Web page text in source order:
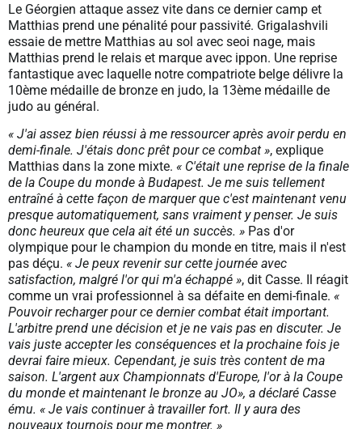
Le Géorgien attaque assez vite dans ce dernier camp et
Matthias prend une pénalité pour passivité. Grigalashvili
essaie de mettre Matthias au sol avec seoi nage, mais
Matthias prend le relais et marque avec ippon. Une reprise
fantastique avec laquelle notre compatriote belge délivre la
10ème médaille de bronze en judo, la 13ème médaille de
judo au général.
« J'ai assez bien réussi à me ressourcer après avoir perdu en
demi-finale. J'étais donc prêt pour ce combat », explique
Matthias dans la zone mixte. « C'était une reprise de la finale
de la Coupe du monde à Budapest. Je me suis tellement
entraîné à cette façon de marquer que c'est maintenant venu
presque automatiquement, sans vraiment y penser. Je suis
donc heureux que cela ait été un succès. » Pas d'or
olympique pour le champion du monde en titre, mais il n'est
pas déçu. « Je peux revenir sur cette journée avec
satisfaction, malgré l'or qui m'a échappé », dit Casse. Il réagit
comme un vrai professionnel à sa défaite en demi-finale. «
Pouvoir recharger pour ce dernier combat était important.
L'arbitre prend une décision et je ne vais pas en discuter. Je
vais juste accepter les conséquences et la prochaine fois je
devrai faire mieux. Cependant, je suis très content de ma
saison. L'argent aux Championnats d'Europe, l'or à la Coupe
du monde et maintenant le bronze au JO», a déclaré Casse
ému. « Je vais continuer à travailler fort. Il y aura des
nouveaux tournois pour me montrer. »